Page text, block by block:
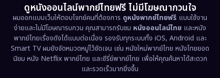
Emotional (61)
Epic มหากาพย์ (227)
Erotic (36)
ดูหนังออนไลน์พากย์ไทยฟรี ไม่มีโฆษณากวนใจ
ผมออกแบบเว็บให้ตอบโจทย์คนที่ต้องการ ดูหนังพากย์ไทยฟรี แบบใช้งาน
ง่ายและไม่มีโฆษณารบกวน คุณสามารถรับชม หนังออนไลน์ไทย และหนัง
พากย์ไทยเรื่องดังได้แบบต่อเนื่อง รองรับทุกระบบทั้ง iOS, Android และ
Smart TV ผมยังจัดหมวดหมู่ไว้ชัดเจน เช่น หนังใหม่พากย์ไทย หนังไทยยอด
นิยม หนัง Netflix พากย์ไทย และซีรี่ย์พากย์ไทย เพื่อให้คุณค้นหาได้สะดวก
และรวดเร็วมากยิ่งขึ้น